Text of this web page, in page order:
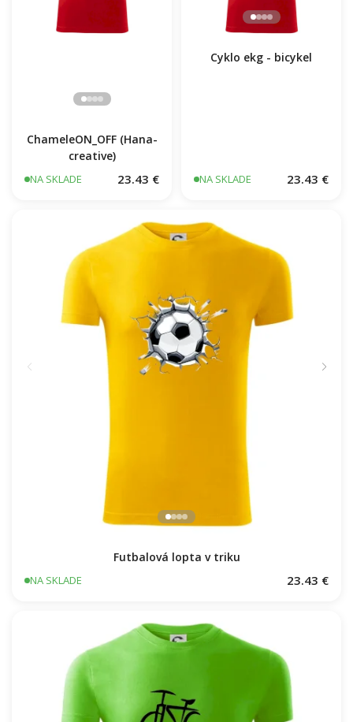
ChameleON_OFF (Hana-
creative)
NA SKLADE 23.43 €
Cyklo ekg - bicykel
NA SKLADE 23.43 €
Futbalová lopta v triku
NA SKLADE 23.43 €